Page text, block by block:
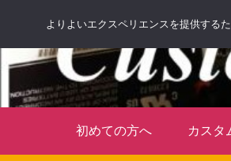
初めての方へ カスタ
よりよいエクスペリエンスを提供する